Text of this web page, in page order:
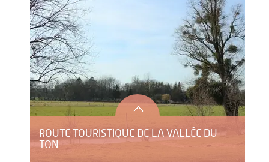
ROUTE TOURISTIQUE DE LA VALLÉE DU
TON